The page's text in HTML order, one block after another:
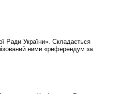
Ради України». Складається
ними «референдум за